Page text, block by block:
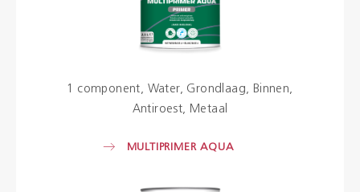
1 component Water Grondlaag
Binnen
Antiroest
Metaal
MULTIPRIMER AQUA